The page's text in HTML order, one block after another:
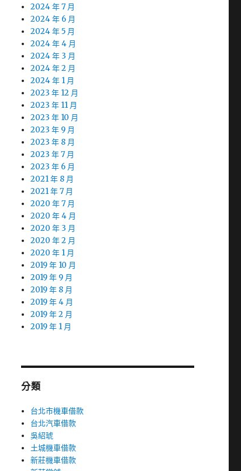
2024 年 7 月
2024 年 6 月
2024 年 5 月
2024 年 4 月
2024 年 3 月
2024 年 2 月
2024 年 1 月
2023 年 12 月
2023 年 11 月
2023 年 10 月
2023 年 9 月
2023 年 8 月
2023 年 7 月
2023 年 6 月
2021 年 8 月
2021 年 7 月
2020 年 7 月
2020 年 4 月
2020 年 3 月
2020 年 2 月
2020 年 1 月
2019 年 10 月
2019 年 9 月
2019 年 8 月
2019 年 4 月
2019 年 2 月
2019 年 1 月
分類
台北市機車借款
台北汽車借款
吳紹琥
土城機車借款
新莊機車借款